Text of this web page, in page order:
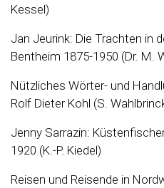
Kessel)
Jan Jeurink: Die Trachten in
Bentheim 1875-1950 (Dr. M.
Nützliches Wörter- und
Rolf Dieter Kohl (S.
Jenny Sarrazin:
1920 (K.-P. Kiedel)
Reisen und Reisende in